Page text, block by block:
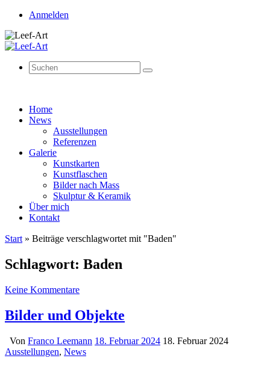
Anmelden
Suchen
nach:
Suchen
Zum
Inhalt
Home
News
Ausstellungen
Referenzen
Galerie
Kunstkarten
Kunstflaschen
Bilder nach Mass
Skulptur & Keramik
Über mich
Kontakt
Start » Beiträge verschlagwortet mit "Baden"
Schlagwort: Baden
Keine Kommentare
Bilder und Objekte
Von Franco Leemann 18. Februar 2024 18. Februar 2024
Ausstellungen, News